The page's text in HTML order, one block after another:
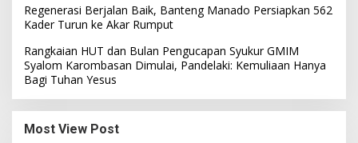
Regenerasi Berjalan Baik, Banteng Manado Persiapkan 562
Kader Turun ke Akar Rumput
Rangkaian HUT dan Bulan Pengucapan Syukur GMIM
Syalom Karombasan Dimulai, Pandelaki: Kemuliaan Hanya
Bagi Tuhan Yesus
Most View Post